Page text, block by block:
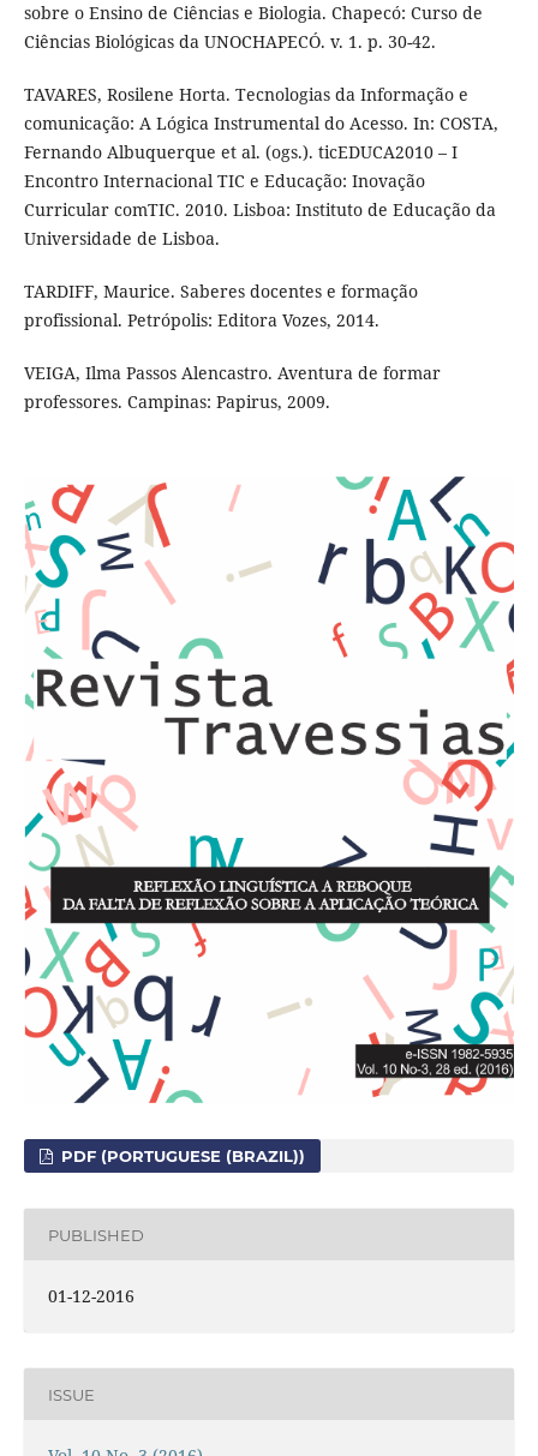
sobre o Ensino de Ciências e Biologia. Chapecó: Curso de
Ciências Biológicas da UNOCHAPECÓ. v. 1. p. 30-42.
TAVARES, Rosilene Horta. Tecnologias da Informação e
comunicação: A Lógica Instrumental do Acesso. In: COSTA,
Fernando Albuquerque et al. (ogs.). ticEDUCA2010 – I
Encontro Internacional TIC e Educação: Inovação
Curricular comTIC. 2010. Lisboa: Instituto de Educação da
Universidade de Lisboa.
TARDIFF, Maurice. Saberes docentes e formação
profissional. Petrópolis: Editora Vozes, 2014.
VEIGA, Ilma Passos Alencastro. Aventura de formar
professores. Campinas: Papirus, 2009.
PDF (PORTUGUESE (BRAZIL))
PUBLISHED
01-12-2016
ISSUE